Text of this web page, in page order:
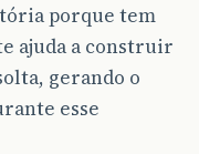
porque tem
ajuda a construir
gerando o
esse